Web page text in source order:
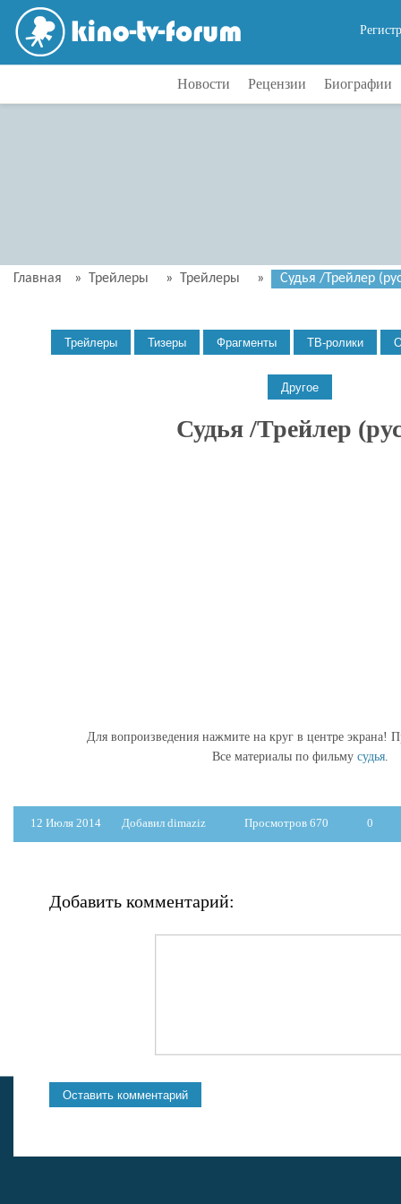
Новости Рецензии Биографии
Главная » Трейлеры » Трейлеры » Судья /Трейлер
Судья /Трейлер
Для вопроизведения нажмите на круг в центре экрана!
Все материалы по фильму судья.
12 Июля 2014 Добавил dimaziz Просмотров 670 0
Добавить комментарий: